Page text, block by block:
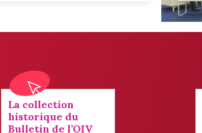
La collection
historique du
Bulletin de l’OIV